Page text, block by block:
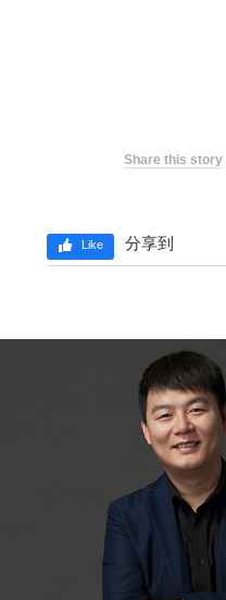
Share this story
分享到
Like